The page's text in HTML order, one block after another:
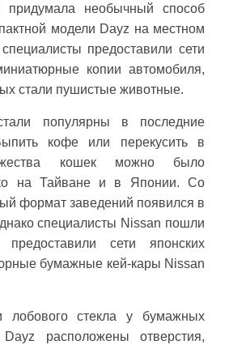
придумала необычный способ
модели Dayz на местном
предоставили сети
копии автомобиля,
стали пушистые животные.
популярны в последние
кофе или перекусить в
кошек можно было
на Тайване и в Японии. Со
формат заведений появился в
специалисты Nissan пошли
сети японских
бумажные кей-кары Nissan
стекла у бумажных
расположены отверстия,